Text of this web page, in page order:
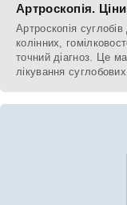
Артроскопія.
Артроскопія
колінних,
точний діагноз. Це
лікування суглобових